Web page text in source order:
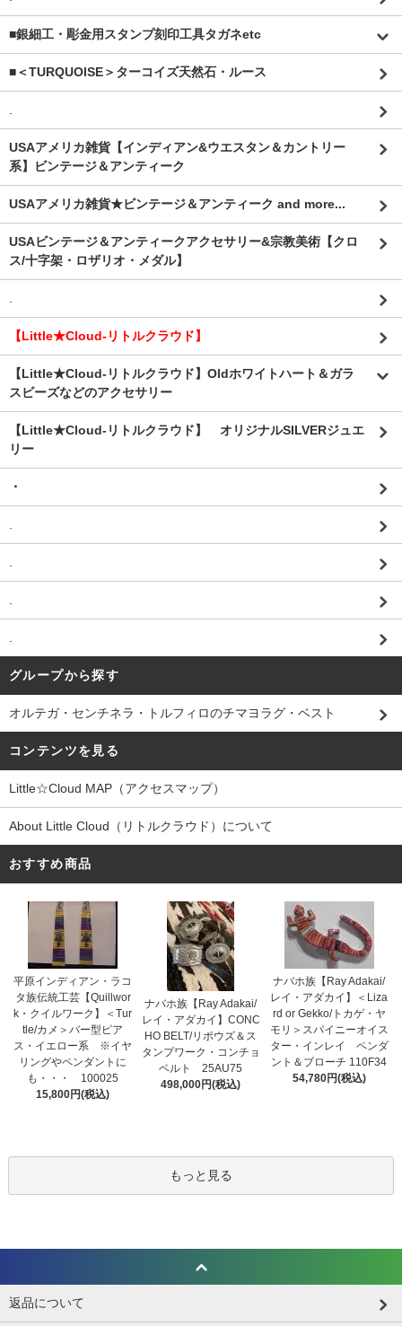
■銀細工・彫金用スタンプ刻印工具タガネetc
■＜TURQUOISE＞ターコイズ天然石・ルース
USAアメリカ雑貨【インディアン&ウエスタン＆カントリー
系】ビンテージ＆アンティーク
USAアメリカ雑貨★ビンテージ＆アンティーク and more...
USAビンテージ＆アンティークアクセサリー&宗教美術【クロ
ス/十字架・ロザリオ・メダル】
【Little★Cloud-リトルクラウド】
【Little★Cloud-リトルクラウド】Oldホワイトハート＆ガラ
スビーズなどのアクセサリー
【Little★Cloud-リトルクラウド】 オリジナルSILVERジュエ
リー
・
グループから探す
オルテガ・センチネラ・トルフィロのチマヨラグ・ベスト
コンテンツを見る
Little☆Cloud MAP（アクセスマップ）
About Little Cloud（リトルクラウド）について
おすすめ商品
平原インディアン・ラコ
タ族伝統工芸【Quillwor
k・クイルワーク】＜Tur
tle/カメ＞バー型ピア
ス・イエロー系 ※イヤ
リングやペンダントに
も・・・ 100025
15,800円(税込)
ナバホ族【Ray Adakai/
レイ・アダカイ】CONC
HO BELT/リポウズ＆ス
タンプワーク・コンチョ
ベルト 25AU75
498,000円(税込)
ナバホ族【Ray Adakai/
レイ・アダカイ】＜Liza
rd or Gekko/トカゲ・ヤ
モリ＞スパイニーオイス
ター・インレイ ペンダ
ント＆ブローチ 110F34
54,780円(税込)
もっと見る
返品について